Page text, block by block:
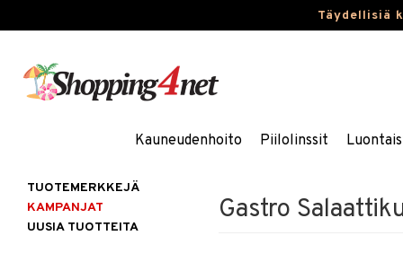
Täydellisiä
Kauneudenhoito Piilolinssit
Gastro
TUOTEMERKKEJÄ
KAMPANJAT
UUSIA TUOTTEITA